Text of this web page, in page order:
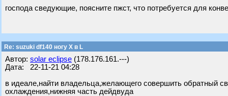
господа сведующие, поясните пжст, что потребуется для
Re: suzuki df140 ногу X в L
Автор: solar eclipse (178.176.161.---)
Дата: 22-11-21 04:28
в идеале,найти владельца,желающего совершить обратный
охлаждения,нижняя часть дейдвуда